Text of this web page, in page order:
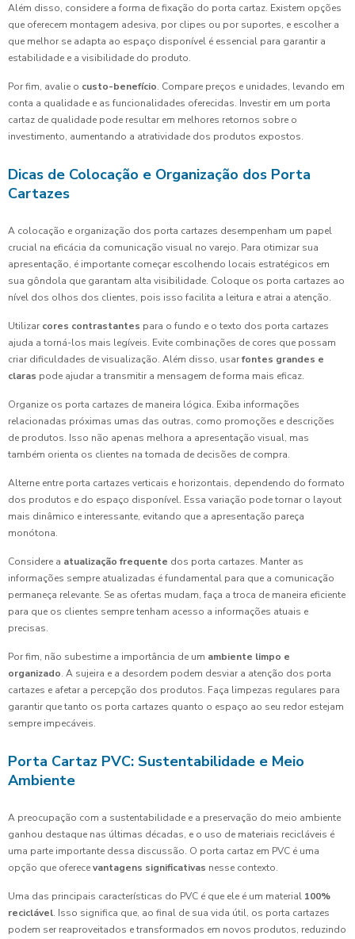
Além disso, considere a forma de fixação do porta cartaz. Existem opções
que oferecem montagem adesiva, por clipes ou por suportes, e escolher a
que melhor se adapta ao espaço disponível é essencial para garantir a
estabilidade e a visibilidade do produto.
Por fim, avalie o custo-benefício. Compare preços e unidades, levando em
conta a qualidade e as funcionalidades oferecidas. Investir em um porta
cartaz de qualidade pode resultar em melhores retornos sobre o
investimento, aumentando a atratividade dos produtos expostos.
Dicas de Colocação e Organização dos Porta
Cartazes
A colocação e organização dos porta cartazes desempenham um papel
crucial na eficácia da comunicação visual no varejo. Para otimizar sua
apresentação, é importante começar escolhendo locais estratégicos em
sua gôndola que garantam alta visibilidade. Coloque os porta cartazes ao
nível dos olhos dos clientes, pois isso facilita a leitura e atrai a atenção.
Utilizar cores contrastantes para o fundo e o texto dos porta cartazes
ajuda a torná-los mais legíveis. Evite combinações de cores que possam
criar dificuldades de visualização. Além disso, usarfontes grandes e
claras pode ajudar a transmitir a mensagem de forma mais eficaz.
Organize os porta cartazes de maneira lógica. Exiba informações
relacionadas próximas umas das outras, como promoções e descrições
de produtos. Isso não apenas melhora a apresentação visual, mas
também orienta os clientes na tomada de decisões de compra.
Alterne entre porta cartazes verticais e horizontais, dependendo do formato
dos produtos e do espaço disponível. Essa variação pode tornar o layout
mais dinâmico e interessante, evitando que a apresentação pareça
monótona.
Considere a atualização frequente dos porta cartazes. Manter as
informações sempre atualizadas é fundamental para que a comunicação
permaneça relevante. Se as ofertas mudam, faça a troca de maneira eficiente
para que os clientes sempre tenham acesso a informações atuais e
precisas.
Por fim, não subestime a importância de um ambiente limpo e
organizado. A sujeira e a desordem podem desviar a atenção dos porta
cartazes e afetar a percepção dos produtos. Faça limpezas regulares para
garantir que tanto os porta cartazes quanto o espaço ao seu redor estejam
sempre impecáveis.
Porta Cartaz PVC: Sustentabilidade e Meio
Ambiente
A preocupação com a sustentabilidade e a preservação do meio ambiente
ganhou destaque nas últimas décadas, e o uso de materiais recicláveis é
uma parte importante dessa discussão. O porta cartaz em PVC é uma
opção que oferecevantagens significativas nesse contexto.
Uma das principais características do PVC é que ele é um material 100%
reciclável. Isso significa que, ao final de sua vida útil, os porta cartazes
podem ser reaproveitados e transformados em novos produtos, reduzindo